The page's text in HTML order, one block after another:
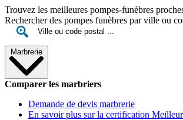
Trouvez les meilleures pompes-funèbres
Rechercher des pompes funèbres par ville ou
Marbrerie
Comparer les marbriers
Demande de devis marbrerie
En savoir plus sur la certification